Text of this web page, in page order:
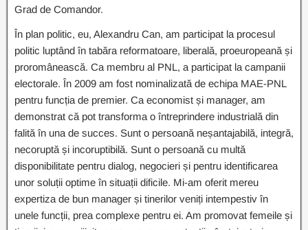
Grad de Comandor.
În plan politic, eu, Alexandru Can, am participat la procesul
politic luptând în tabăra reformatoare, liberală, proeuropeană și
proromânească. Ca membru al PNL, a participat la campanii
electorale. În 2009 am fost nominalizată de echipa MAE-PNL
pentru funcția de premier. Ca economist și manager, am
demonstrat că pot transforma o întreprindere industrială din
falită în una de succes. Sunt o persoană neșantajabilă, integră,
necoruptă și incoruptibilă. Sunt o persoană cu multă
disponibilitate pentru dialog, negocieri și pentru identificarea
unor soluții optime în situații dificile. Mi-am oferit mereu
expertiza de bun manager și tinerilor veniți intempestiv în
unele funcții, prea complexe pentru ei. Am promovat femeile și